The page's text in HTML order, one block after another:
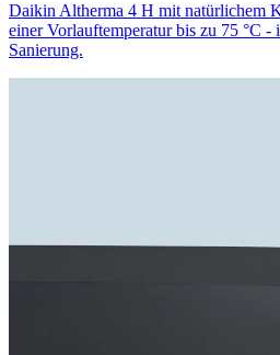
Daikin Altherma 4 H mit natürlichem
einer Vorlauftemperatur bis zu 75 °C -
Sanierung.